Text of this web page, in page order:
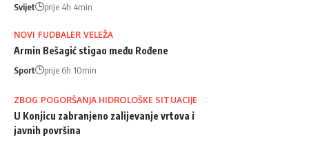
Svijet prije 4h 4min
NOVI FUDBALER VELEŽA
Armin Bešagić stigao među Rođene
Sport prije 6h 10min
ZBOG POGORŠANJA HIDROLOŠKE SITUACIJE
U Konjicu zabranjeno zalijevanje vrtova i
javnih površina